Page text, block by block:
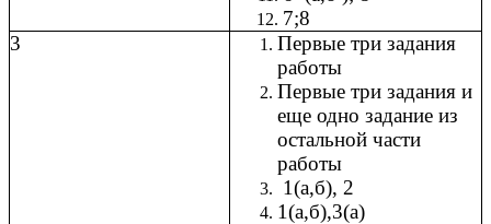
7;8
3
Первые три задания
работы
Первые три задания и
еще одно задание из
остальной части
работы
1(а,б), 2
1(а,б),3(а)